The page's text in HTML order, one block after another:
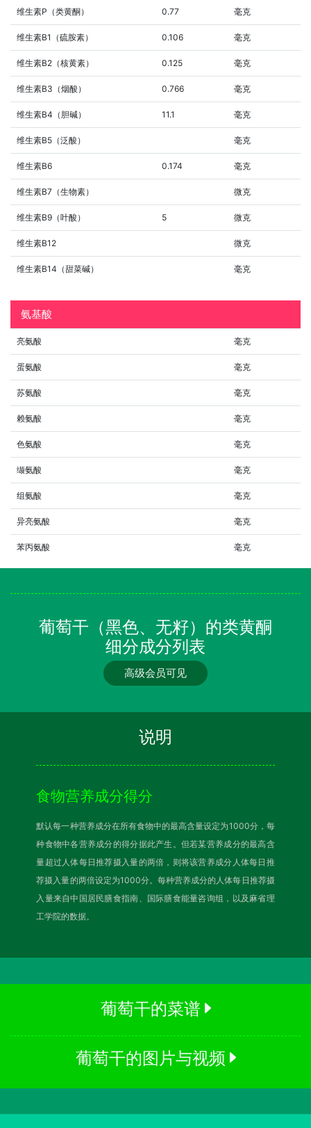
维生素P（类黄酮） 0.77 毫克
维生素B1（硫胺素） 0.106 毫克
维生素B2（核黄素） 0.125 毫克
维生素B3（烟酸） 0.766 毫克
维生素B4（胆碱） 11.1 毫克
维生素B5（泛酸） 毫克
维生素B6 0.174 毫克
维生素B7（生物素） 微克
维生素B9（叶酸） 5 微克
维生素B12 微克
维生素B14（甜菜碱） 毫克
氨基酸
亮氨酸 毫克
蛋氨酸 毫克
苏氨酸 毫克
赖氨酸 毫克
色氨酸 毫克
缬氨酸 毫克
组氨酸 毫克
异亮氨酸 毫克
苯丙氨酸 毫克
葡萄干（黑色、无籽）的类黄酮
细分成分列表
高级会员可见
说明
食物营养成分得分
默认每一种营养成分在所有食物中的最高含量设定为1000分，每
种食物中各营养成分的得分据此产生。但若某营养成分的最高含
量超过人体每日推荐摄入量的两倍，则将该营养成分人体每日推
荐摄入量的两倍设定为1000分。每种营养成分的人体每日推荐摄
入量来自中国居民膳食指南、国际膳食能量咨询组，以及麻省理
工学院的数据。
葡萄干的菜谱
葡萄干的图片与视频